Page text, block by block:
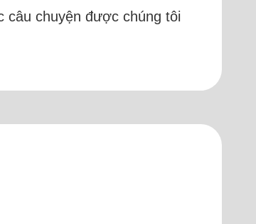
câu chuyện được chúng tôi